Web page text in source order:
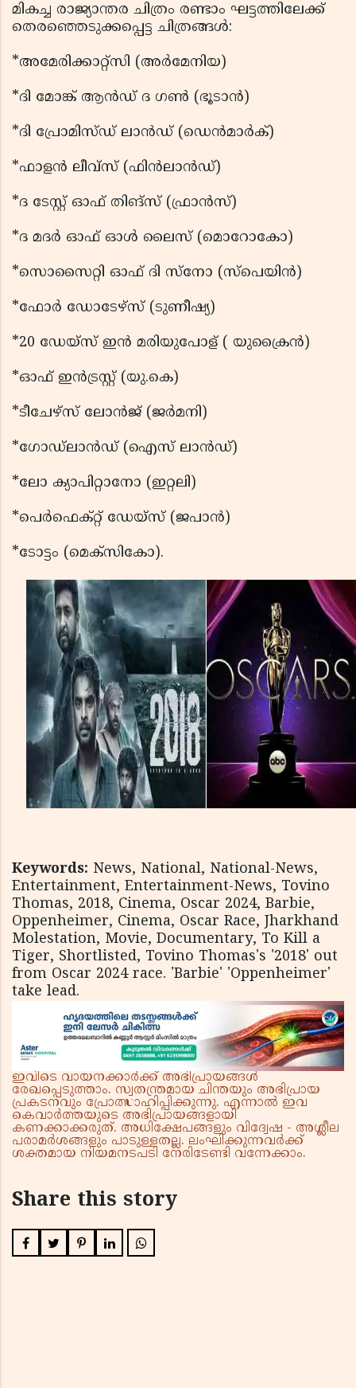
മികച്ച രാജ്യാന്തര ചിത്രം രണ്ടാം ഘട്ടത്തിലേക്ക്
തെരഞ്ഞെടുക്കപ്പെട്ട ചിത്രങ്ങള്‍:
*അമേരിക്കാറ്റ്സി (അര്‍മേനിയ)
*ദി മോങ്ക് ആന്‍ഡ് ദ ഗണ്‍ (ഭൂടാന്‍)
*ദി പ്രോമിസ്ഡ് ലാന്‍ഡ് (ഡെന്‍മാര്‍ക്)
*ഫാളന്‍ ലീവ്സ് (ഫിന്‍ലാന്‍ഡ്)
*ദ ടേസ്റ്റ് ഓഫ് തിങ്സ് (ഫ്രാന്‍സ്)
*ദ മദര്‍ ഓഫ് ഓള്‍ ലൈസ് (മൊറോകോ)
*സൊസൈറ്റി ഓഫ് ദി സ്‌നോ (സ്‌പെയിന്‍)
*ഫോര്‍ ഡോടേഴ്‌സ് (ടുണീഷ്യ)
*20 ഡേയ്‌സ് ഇന്‍ മരിയുപോള് ( യുക്രൈന്‍)
*ഓഫ് ഇന്‍ട്രസ്റ്റ് (യു.കെ)
*ടീചേഴ്‌സ് ലോന്‍ജ് (ജര്‍മനി)
*ഗോഡ്‌ലാന്‍ഡ് (ഐസ് ലാന്‍ഡ്)
*ലോ ക്യാപിറ്റാനോ (ഇറ്റലി)
*പെര്‍ഫെക്റ്റ് ഡേയ്‌സ് (ജപാന്‍)
*ടോട്ടം (മെക്‌സികോ).
Keywords: News, National, National-News,
Entertainment, Entertainment-News, Tovino
Thomas, 2018, Cinema, Oscar 2024, Barbie,
Oppenheimer, Cinema, Oscar Race, Jharkhand
Molestation, Movie, Documentary, To Kill a
Tiger, Shortlisted, Tovino Thomas's '2018' out
from Oscar 2024 race. 'Barbie' 'Oppenheimer'
take lead.
ഇവിടെ വായനക്കാർക്ക് അഭിപ്രായങ്ങൾ
രേഖപ്പെടുത്താം. സ്വതന്ത്രമായ ചിന്തയും അഭിപ്രായ
പ്രകടനവും പ്രോത്സാഹിപ്പിക്കുന്നു. എന്നാൽ ഇവ
കെവാർത്തയുടെ അഭിപ്രായങ്ങളായി
കണക്കാക്കരുത്. അധിക്ഷേപങ്ങളും വിദ്വേഷ - അശ്ലീല
പരാമർശങ്ങളും പാടുള്ളതല്ല. ലംഘിക്കുന്നവർക്ക്
ശക്തമായ നിയമനടപടി നേരിടേണ്ടി വന്നേക്കാം.
Share this story